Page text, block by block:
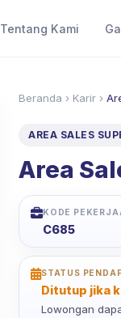
Tentang Kami
Beranda › Karir ›
AREA SALES
Area
KODE
C685
STATUS
Ditutup jika
Lowongan